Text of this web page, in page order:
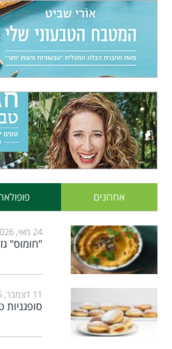
אחרונים
24 מאי, 2026
"חומוס"
11 דצמבר, 2025
סופגניות